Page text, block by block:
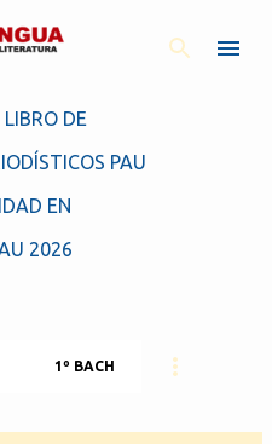
principal
DE
PAU
EN
2026
1º BACH